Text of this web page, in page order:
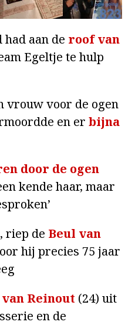
had aan de roof van
Egeltje te hulp
vrouw voor de ogen
en erbijna
door de ogen
kende haar, maar
riep de Beul van
hij precies 75 jaar
Reinout (24) uit
en de